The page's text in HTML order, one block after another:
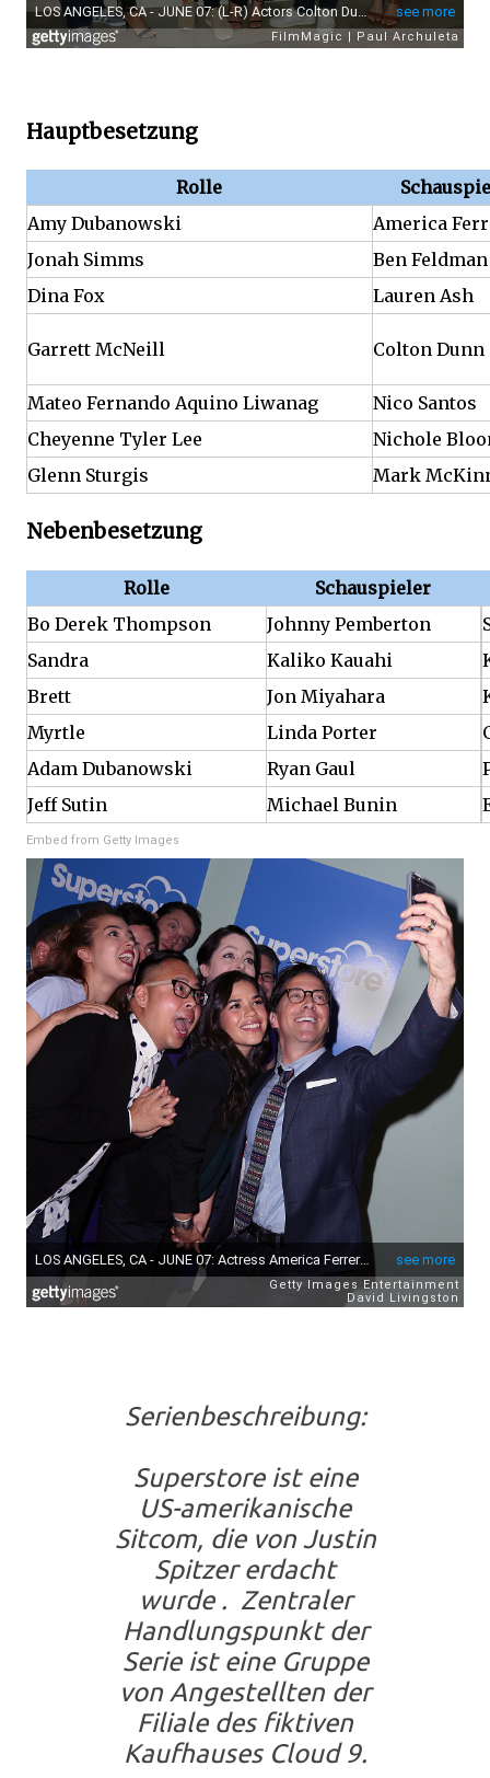
Hauptbesetzung
Rolle
Amy Dubanowski
America
Jonah Simms
Ben Feldman
Dina Fox
Lauren Ash
Garrett McNeill Colton Dunn
Mateo Fernando Aquino Liwanag
Nico Santos
Cheyenne Tyler Lee
Nichole
Glenn Sturgis
Mark
Nebenbesetzung
Rolle
Schauspieler
Bo Derek Thompson
Johnny Pemberton
Sandra
Kaliko Kauahi
Brett
Jon Miyahara
Myrtle
Linda Porter
Adam Dubanowski
Ryan Gaul
Jeff Sutin
Michael Bunin
Embed from Getty Images
Serienbeschreibung:
Superstore ist eine
US-amerikanische
Sitcom, die von Justin
Spitzer erdacht
wurde . Zentraler
Handlungspunkt der
Serie ist eine Gruppe
von Angestellten der
Filiale des fiktiven
Kaufhauses Cloud 9.